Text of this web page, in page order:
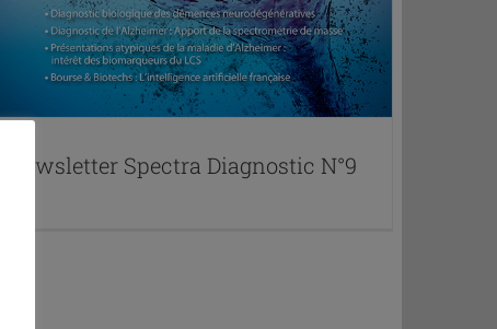
Newsletter Spectra Diagnostic N°9